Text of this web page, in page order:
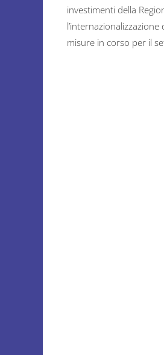
investimenti della
misure in corso per il